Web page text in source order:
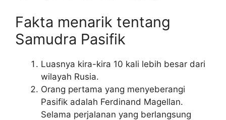
Fakta menarik tentang
Samudra Pasifik
Luasnya kira-kira 10 kali lebih besar dari
wilayah Rusia.
Orang pertama yang menyeberangi
Pasifik adalah Ferdinand Magellan.
Selama perjalanan yang berlangsung